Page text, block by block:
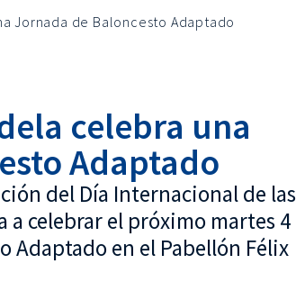
Jornada de Baloncesto Adaptado
celebra una
Adaptado
del Día Internacional de las
a celebrar el próximo martes 4
Adaptado en el Pabellón Félix